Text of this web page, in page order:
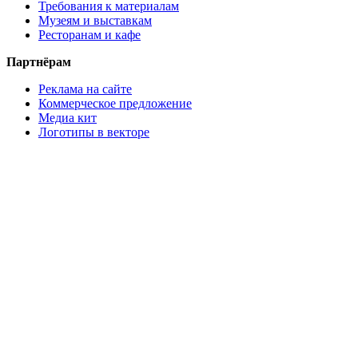
Требования к материалам
Музеям и выставкам
Ресторанам и кафе
Партнёрам
Реклама на сайте
Коммерческое предложение
Медиа кит
Логотипы в векторе